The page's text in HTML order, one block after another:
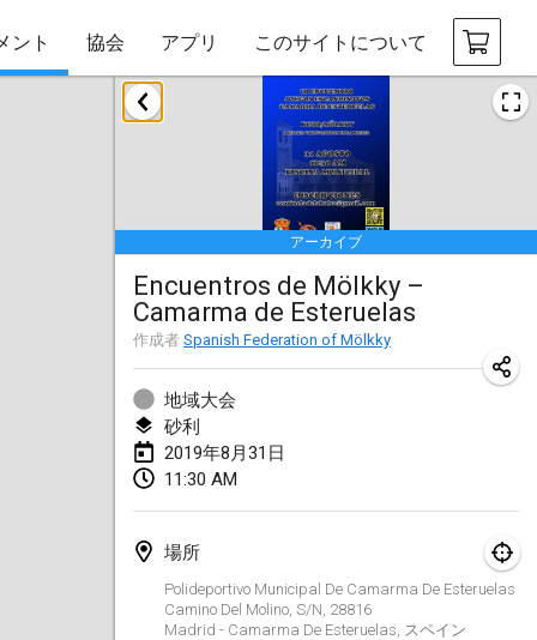
ント 協会 アプリ このサイトについて
アーカイブ
Encuentros de Mölkky –
Camarma de Esteruelas
作成者 Spanish Federation of Mölkky
地域大会
砂利
2019年8月31日
11:30 AM
場所
Polideportivo Municipal De Camarma De Esteruelas
Camino Del Molino, S/n, 28816
Madrid - Camarma De Esteruelas スペイン
2019年1月
New Year's Throw Mölkky
2019年1月1日|チェコ
Tournoi Mixte ASPTTOM
2019年1月20日 |フランス
Tournoi d'Hiver
2019年1月26日|フランス
Liekki Cup
2019年1月26日
Tournoi de Mölkky - Lesfous Dubâtonvaigeois
2019年1月26日
2019年2月